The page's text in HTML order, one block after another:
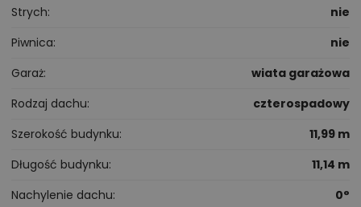
Strych
nie
Piwnica
nie
Garaż
wiata garażowa
Rodzaj dachu
czterospadowy
Szerokość budynku
11,99 m
Długość budynku
11,14 m
Nachylenie dachu
0°